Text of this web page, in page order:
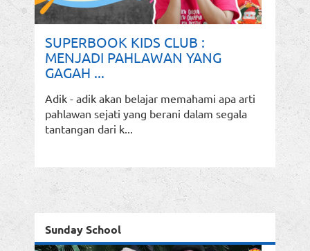
SUPERBOOK KIDS CLUB :
MENJADI PAHLAWAN YANG
GAGAH ...
Adik - adik akan belajar memahami apa arti
pahlawan sejati yang berani dalam segala
tantangan dari k...
Sunday School